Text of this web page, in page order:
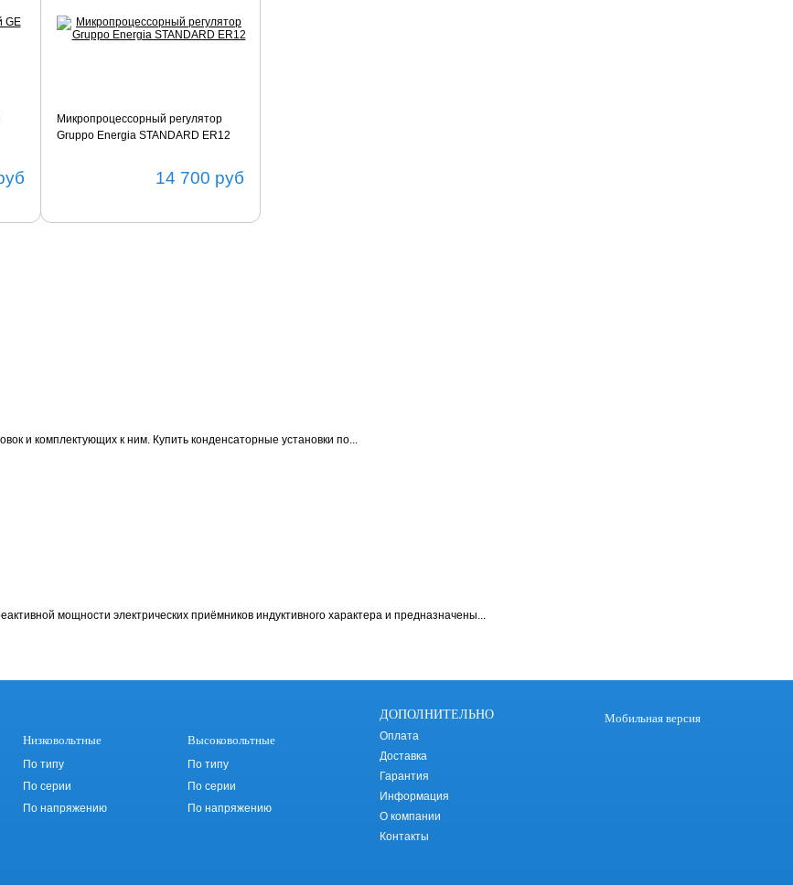
Микропроцессорный регулятор
Gruppo Energia STANDARD ER12
14 700 руб
и комплектующих к ним. Купить конденсаторные установки по...
мощности электрических приёмников индуктивного характера и предназначены...
Низковольтные
По типу
По серии
По напряжению
Высоковольтные
По типу
По серии
По напряжению
ДОПОЛНИТЕЛЬНО
Оплата
Доставка
Гарантия
Информация
О компании
Контакты
Мобильная версия